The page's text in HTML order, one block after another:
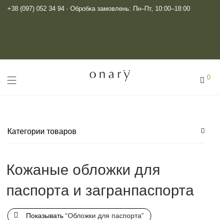
+38 (097) 052 34 94 · Обробка замовлень: Пн–Пт, 10:00–18:00
0
Категории товаров
Кожаные блокноты
Блокноты А5
Аксессуары для фотографов
Кожаные обложки для
паспорта и загранпаспорта
Показывать “Обложки для паспорта”